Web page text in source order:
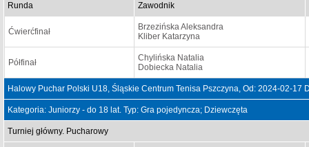
Runda Zawodnik
Ćwierćfinał
Brzezińska Aleksandra
Kliber Katarzyna
Półfinał
Chylińska Natalia
Dobiecka Natalia
Halowy Puchar Polski U18, Śląskie Centrum Tenisa Pszczyna, Od: 2024-02-17
Kategoria: Juniorzy - do 18 lat. Typ: Gra pojedyncza; Dziewczęta
Turniej główny. Pucharowy